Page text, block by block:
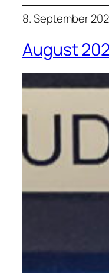
8. September
August